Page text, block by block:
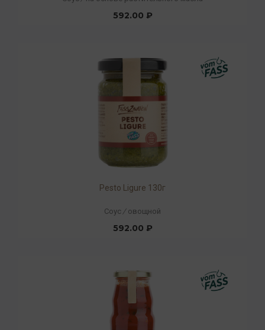
592.00 ₽
Pesto Ligure 130г
Соус / овощной
592.00 ₽